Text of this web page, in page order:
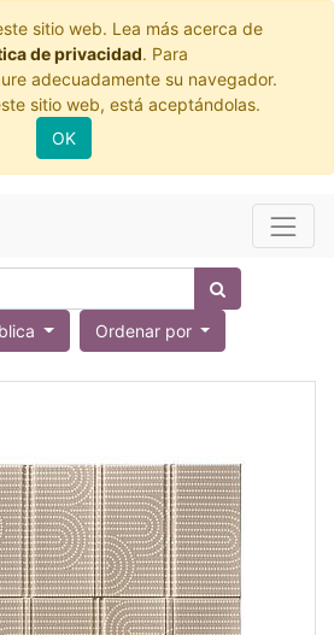
sitio web. Lea más acerca de
de privacidad. Para
adecuadamente su navegador.
sitio web, está aceptándolas.
OK
Ordenar por